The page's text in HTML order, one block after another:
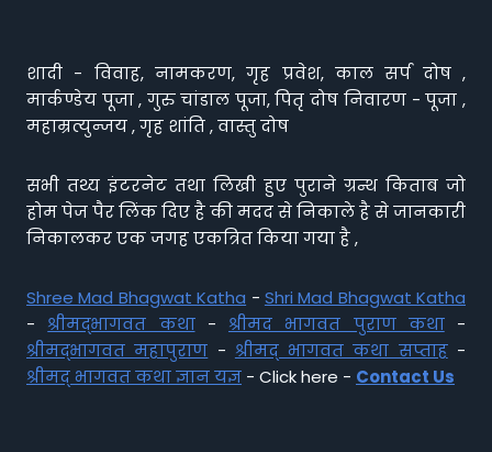
शादी - विवाह, नामकरण, गृह प्रवेश, काल सर्प दोष ,
मार्कण्डेय पूजा , गुरु चांडाल पूजा, पितृ दोष निवारण - पूजा ,
महाम्रत्युन्जय , गृह शांति , वास्तु दोष
सभी तथ्य इंटरनेट तथा लिखी हुए पुराने ग्रन्थ किताब जो
होम पेज पैर लिंक दिए है की मदद से निकाले है से जानकारी
निकालकर एक जगह एकत्रित किया गया है ,
Shree Mad Bhagwat Katha - Shri Mad Bhagwat Katha
- श्रीमद्भागवत कथा- श्रीमद भागवत पुराण कथा-
श्रीमद्भागवत महापुराण - श्रीमद् भागवत कथा सप्ताह-
श्रीमद् भागवत कथा ज्ञान यज्ञ - Click here - Contact Us